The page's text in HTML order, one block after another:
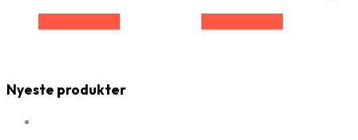
Nyeste produkter